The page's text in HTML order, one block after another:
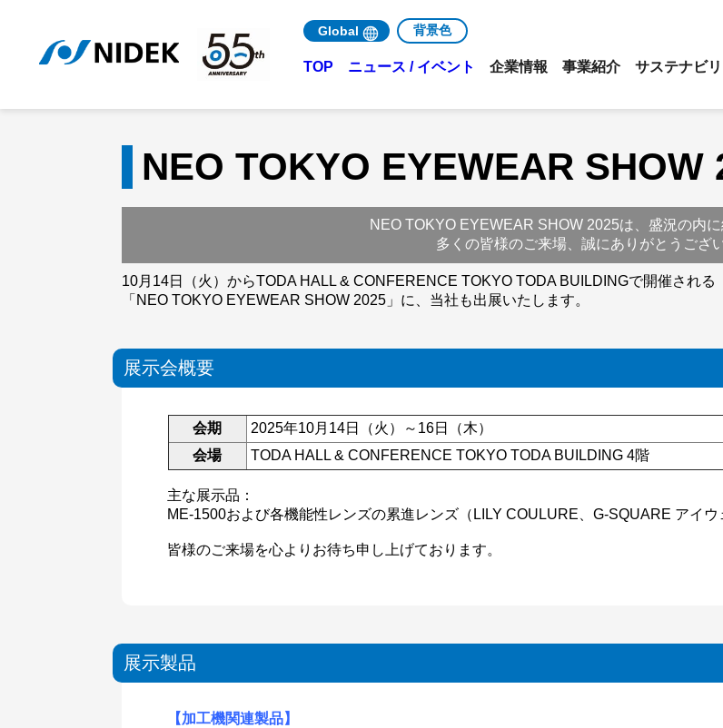
Global 背景色
TOP ニュース / イベント 企業情報 事業紹介 サステナビ
NEO TOKYO EYEWEAR SHOW
NEO TOKYO EYEWEAR SHOW 2025は、盛況の内に
多くの皆様のご来場、誠にありがとうござ
10月14日（火）からTODA HALL & CONFERENCE TOKYO TODA BUILDINGで開催される
「NEO TOKYO EYEWEAR SHOW 2025」に、当社も出展いたします。
展示会概要
会期
2025年10月14日（火）～16日（木）
会場
TODA HALL & CONFERENCE TOKYO TODA BUILDING 4階
主な展示品：
ME-1500および各機能性レンズの累進レンズ（LILY COULURE、G-SQUARE アイウ
皆様のご来場を心よりお待ち申し上げております。
展示製品
【加工機関連製品】